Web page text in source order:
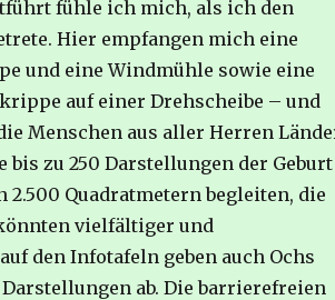
fühle ich mich, als ich den
Hier empfangen mich eine
und eine Windmühle sowie eine
auf einer Drehscheibe – und
Menschen aus aller Herren
bis zu 250 Darstellungen der Geburt
Quadratmetern begleiten, die
vielfältiger und
den Infotafeln geben auch Ochs
ab. Die barrierefreien